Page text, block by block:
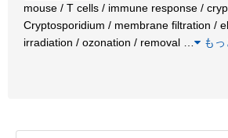
mouse / T cells / immune response /
Cryptosporidium / membrane filtration /
irradiation / ozonation / removal
も